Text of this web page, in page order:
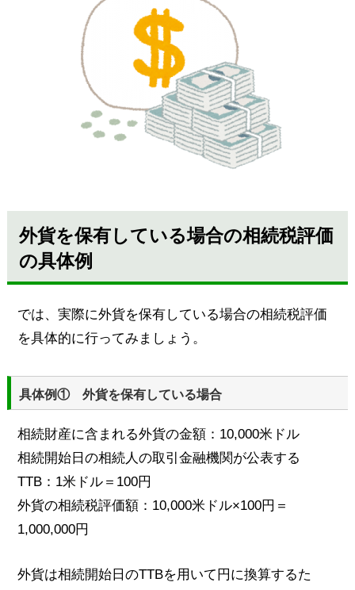
外貨を保有している場合の相続税評価
の具体例
では、実際に外貨を保有している場合の相続税評価
を具体的に行ってみましょう。
具体例① 外貨を保有している場合
相続財産に含まれる外貨の金額：10,000米ドル
相続開始日の相続人の取引金融機関が公表する
TTB：1米ドル＝100円
外貨の相続税評価額：10,000米ドル×100円＝
1,000,000円
外貨は相続開始日のTTBを用いて円に換算するた